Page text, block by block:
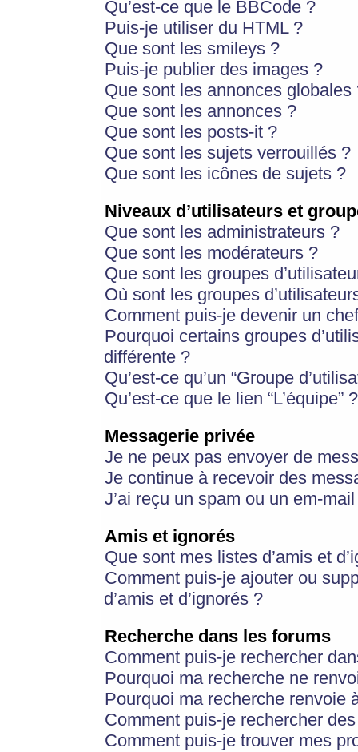
Qu’est-ce que le BBCode ?
Puis-je utiliser du HTML ?
Que sont les smileys ?
Puis-je publier des images ?
Que sont les annonces globales
Que sont les annonces ?
Que sont les posts-it ?
Que sont les sujets verrouillés ?
Que sont les icônes de sujets ?
Niveaux d’utilisateurs et
Que sont les administrateurs ?
Que sont les modérateurs ?
Que sont les groupes
Où sont les groupes
Comment puis-je devenir un
Pourquoi certains groupes
différente ?
Qu’est-ce qu’un “Groupe
Qu’est-ce que le lien “L’équipe” ?
Messagerie privée
Je ne peux pas envoyer de
Je continue à recevoir des
J’ai reçu un spam ou un em-
Amis et ignorés
Que sont mes listes d’amis et
Comment puis-je ajouter ou
d’amis et d’ignorés ?
Recherche dans les forums
Comment puis-je rechercher
Pourquoi ma recherche ne
Pourquoi ma recherche renvoie
Comment puis-je rechercher
Comment puis-je trouver mes